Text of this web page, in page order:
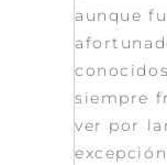
aunque
siempre
ver por